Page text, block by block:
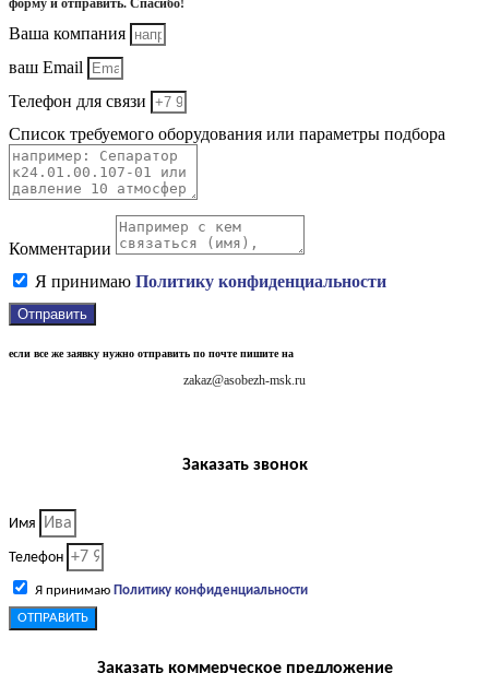
форму и отправить. Спасибо!
Ваша компания
ваш Email
Телефон для связи
Список требуемого оборудования или параметры подбора
Комментарии
Я принимаю Политику конфиденциальности
Отправить
если все же заявку нужно отправить по почте пишите на
zakaz@asobezh-msk.ru
Заказать звонок
Имя
Телефон
Я принимаю Политику конфиденциальности
ОТПРАВИТЬ
Заказать коммерческое предложение